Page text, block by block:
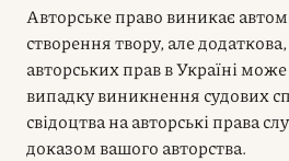
Авторське право виникає
створення твору, але
авторських прав в Україні
випадку виникнення судових
свідоцтва на авторські права
доказом вашого авторства.